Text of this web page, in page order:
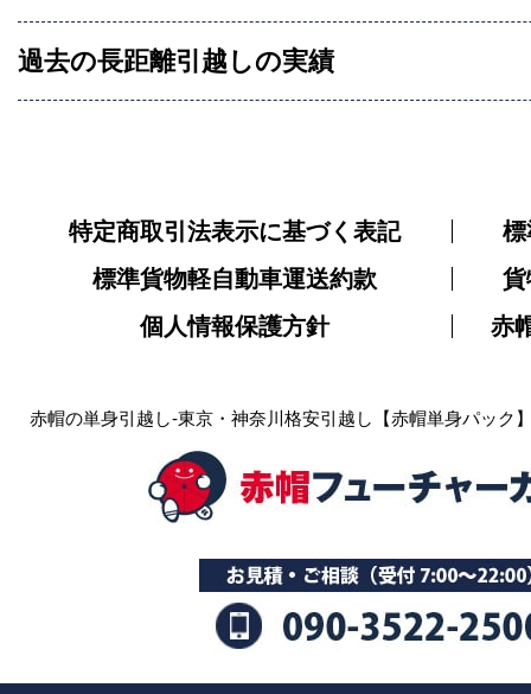
過去の長距離引越しの実績
特定商取引法表示に基づく表記
標
標準貨物軽自動車運送約款
貨
個人情報保護方針
赤
赤帽の単身引越し-東京・神奈川格安引越し【赤帽単身パック